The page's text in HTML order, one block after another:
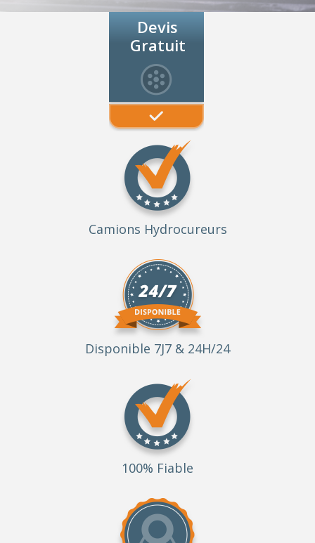
Devis
Gratuit
Camions Hydrocureurs
Disponible 7J7 & 24H/24
100% Fiable